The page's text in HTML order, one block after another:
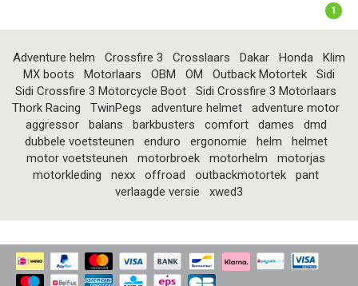
1
Adventure helm Crossfire 3 Crosslaars Dakar Honda
Klim
MX boots
Motorlaars OBM OM Outback Motortek
Sidi
Sidi Crossfire 3 Motorcycle Boot
Sidi Crossfire 3 Motorlaars
Thork Racing
TwinPegs adventure helmet
adventure motor
aggressor
balans barkbusters comfort dames
dmd
dubbele voetsteunen
enduro ergonomie helm
helmet
motor voetsteunen
motorbroek motorhelm
motorjas
motorkleding
nexx offroad outbackmotortek
pant
verlaagde versie
xwed3